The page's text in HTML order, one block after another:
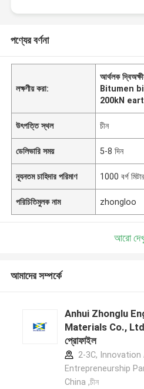
পণ্যের বর্ণনা
লক্ষণীয় করা:
আর্থলক
Bitumen
200kN
উৎপত্তি স্থল চীন
ডেলিভারি সময় 5-8 দিন
ন্যূনতম চাহিদার পরিমাণ 1000 বর্গ
পরিচিতিমুলক নাম zhongloo
আরো
আমাদের সম্পর্কে
Anhui Zhonglu
Materials Co.,
প্রোফাইল
2-3C, Innovation
Entrepreneurship
China ,চীন